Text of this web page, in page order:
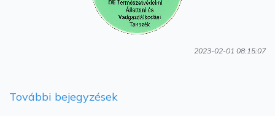
2023-02-01 08:15:07
További bejegyzések